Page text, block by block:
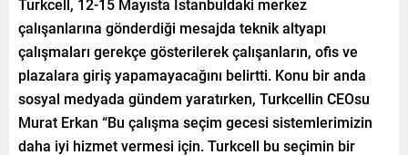
Turkcell, 12-15 Mayısta İstanbuldaki merkez
çalışanlarına gönderdiği mesajda teknik altyapı
çalışmaları gerekçe gösterilerek çalışanların, ofis ve
plazalara giriş yapamayacağını belirtti. Konu bir anda
sosyal medyada gündem yaratırken, Turkcellin CEOsu
Murat Erkan “Bu çalışma seçim gecesi sistemlerimizin
daha iyi hizmet vermesi için. Turkcell bu seçimin bir